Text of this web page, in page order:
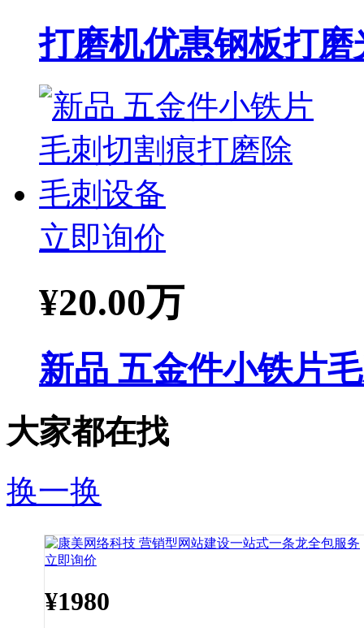
打磨机优惠钢板打
立即询价
¥20.00万
新品 五金件小铁片
大家都在找
换一换
立即询价
¥1980